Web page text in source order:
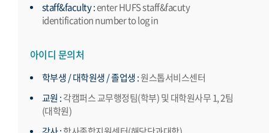
staff&faculty :enter HUFS staff&facuty
identification number to log in
아이디 문의처
학부생 / 대학원생 / 졸업생 :원스톱서비스센터
교원 :각캠퍼스 교무행정팀(학부) 및 대학원사무 1, 2팀
(대학원)